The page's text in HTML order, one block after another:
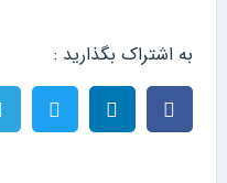
به اشتراک بگذارید :